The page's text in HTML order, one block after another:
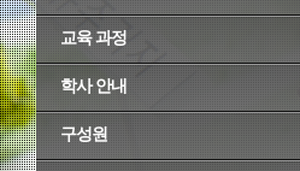
교육 과정
학사 안내
구성원